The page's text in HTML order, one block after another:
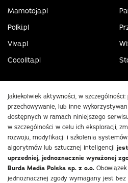
Mamotoja.pl
Polki.pl
Viva.pl
Cocolita.pl
Jakiekolwiek aktywności, w
przechowywanie, lub inne
dostępnych w ramach niniejszego
w szczególności w celu ich eksploracji,
rozwoju, modyfikacji i szkolenia
algorytmów lub sztucznej inteligencji
uprzedniej, jednoznacznie wyrażonej
Burda Media Polska sp. z o.o.
jednoznacznej zgody wymagany jest